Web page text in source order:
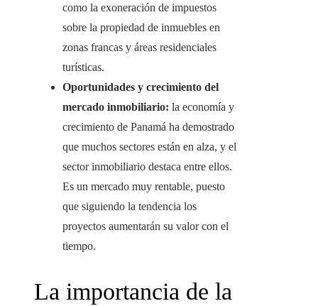
como la exoneración de impuestos
sobre la propiedad de inmuebles en
zonas francas y áreas residenciales
turísticas.
Oportunidades y crecimiento del
mercado inmobiliario: la economía y
crecimiento de Panamá ha demostrado
que muchos sectores están en alza, y el
sector inmobiliario destaca entre ellos.
Es un mercado muy rentable, puesto
que siguiendo la tendencia los
proyectos aumentarán su valor con el
tiempo.
La importancia de la